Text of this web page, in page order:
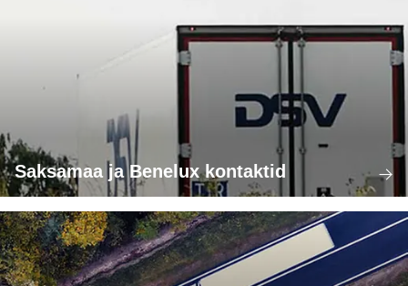
Saksamaa ja Benelux kontaktid